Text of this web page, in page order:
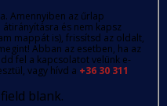
Amennyiben az űrlap
és nem kapsz
mappát is), frissítsd az oldalt,
Abban az esetben, ha az
fel a kapcsolatot velünk e-
vagy hívd a +36 30 311
blank.